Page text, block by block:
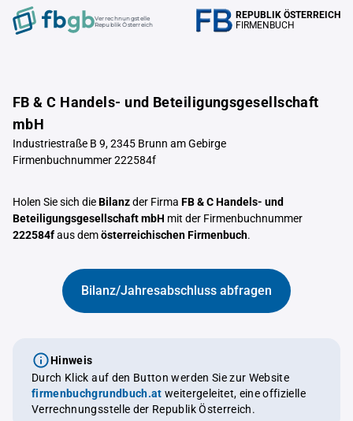
Verrechnungstelle
Republik Österreich
REPUBLIK ÖSTERREICH
FIRMENBUCH
FB & C Handels- und Beteiligungsgesellschaft
mbH
Industriestraße B 9, 2345 Brunn am Gebirge
Firmenbuchnummer 222584f
Holen Sie sich dieBilanzder Firma FB & C Handels- und
Beteiligungsgesellschaft mbH mit der Firmenbuchnummer
222584faus demösterreichischen Firmenbuch.
Bilanz/Jahresabschluss abfragen
Hinweis
Durch Klick auf den Button werden Sie zur Website
firmenbuchgrundbuch.at weitergeleitet, eine offizielle
Verrechnungsstelle der Republik Österreich.